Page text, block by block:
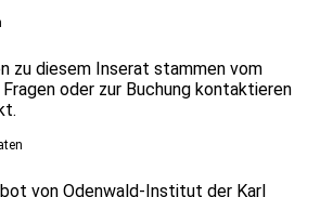
zu diesem Inserat stammen vom
oder zur Buchung kontaktieren
von Odenwald-Institut der Karl